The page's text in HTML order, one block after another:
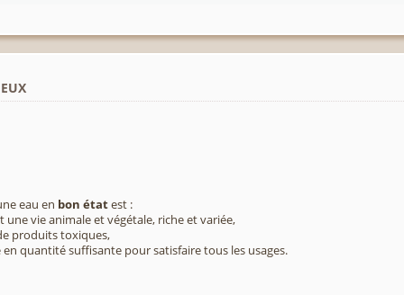
eau en bon étatest :
une vie animale et végétale, riche et variée,
produits toxiques,
quantité suffisante pour satisfaire tous les usages.